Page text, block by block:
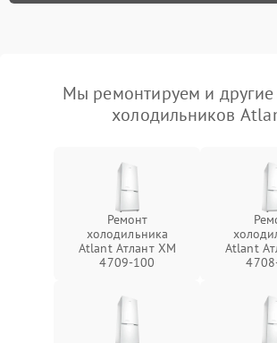
Мы ремонтируем и
холодильников
Ремонт
холодильника
Atlant Атлант XM
4709-100
Atlant